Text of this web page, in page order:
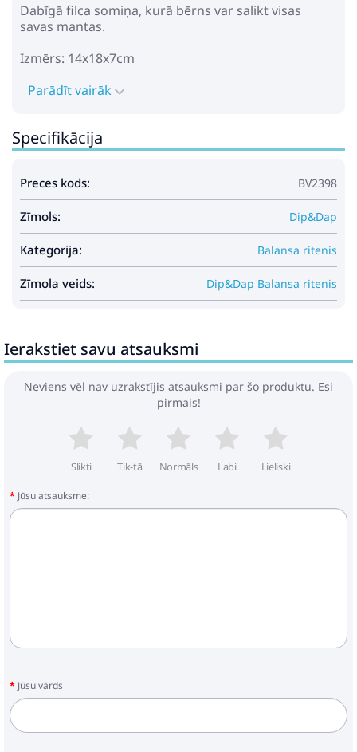
Dabīgā filca somiņa, kurā bērns var salikt visas
savas mantas.
Izmērs: 14x18x7cm
Parādīt vairāk
Specifikācija
Preces kods: BV2398
Zīmols: Dip&Dap
Kategorija: Balansa ritenis
Zīmola veids: Dip&Dap Balansa ritenis
Ierakstiet savu atsauksmi
Neviens vēl nav uzrakstījis atsauksmi par šo produktu. Esi
pirmais!
Slikti Tik-tā Normāls Labi Lieliski
Jūsu atsauksme:
Jūsu vārds